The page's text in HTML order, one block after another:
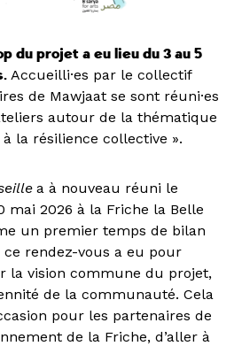
du projet a eu lieu du 3 au 5
Accueilli·es par le collectif
de Mawjaat se sont réuni·es
autour de la thématique
la résilience collective ».
a à nouveau réuni le
mai 2026 à la Friche la Belle
un premier temps de bilan
rendez-vous a eu pour
la vision commune du projet,
de la communauté. Cela
pour les partenaires de
de la Friche, d’aller à